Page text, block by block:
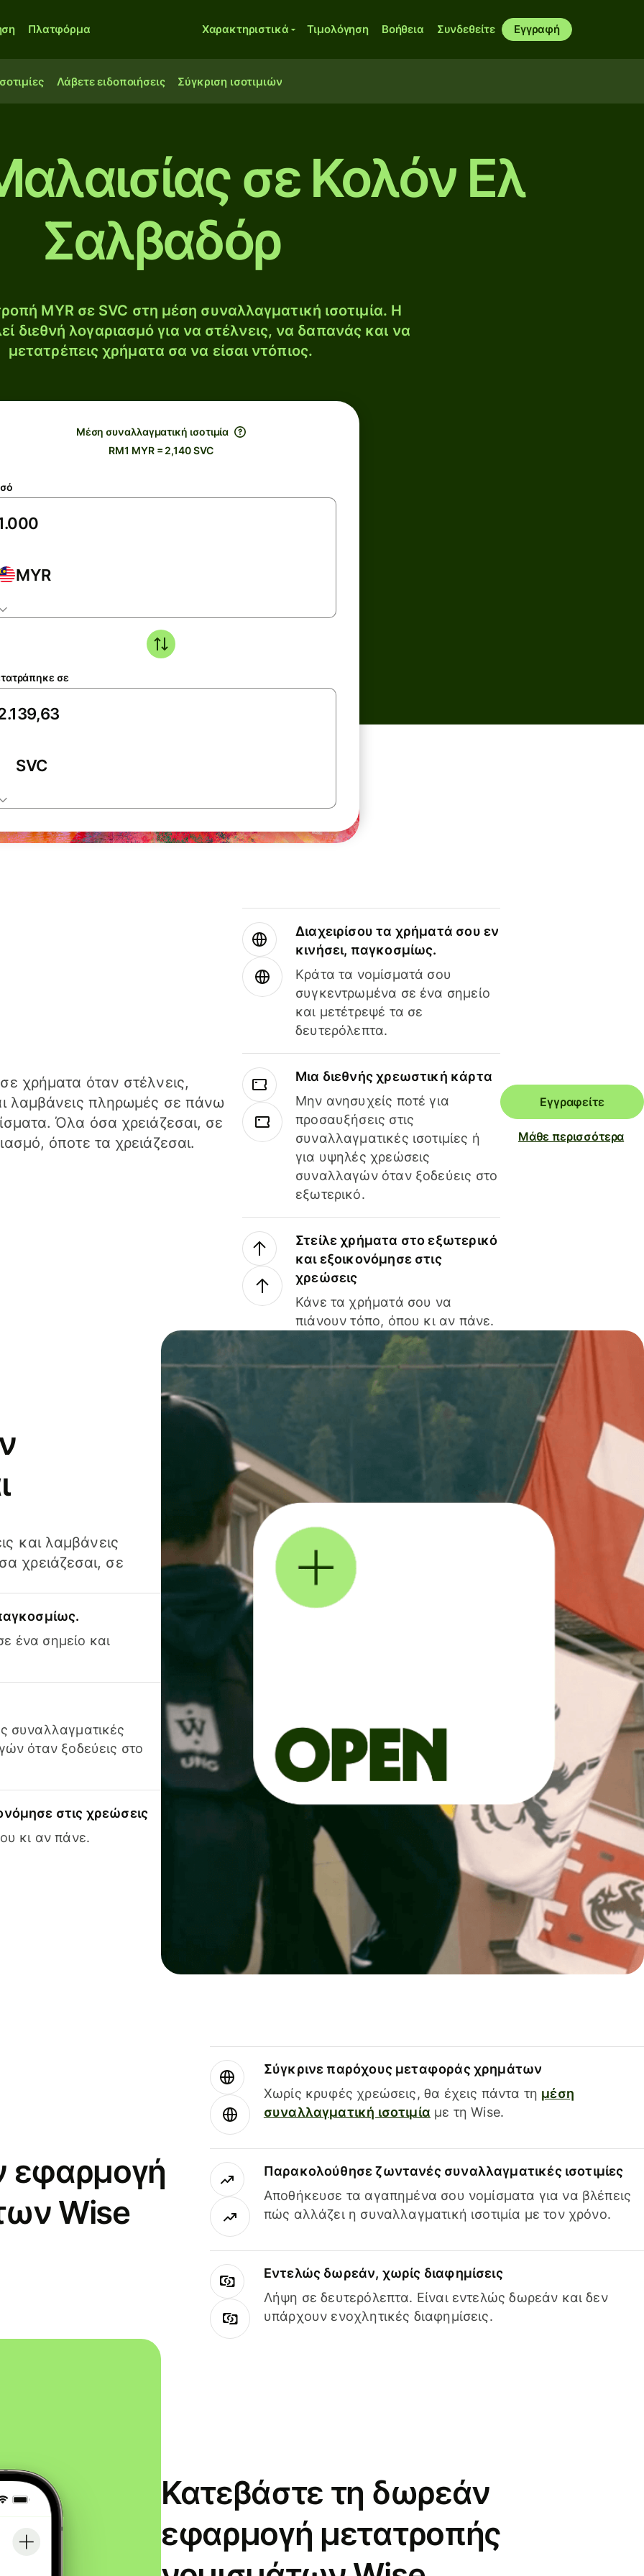
Πλατφόρμα Χαρακτηριστικά Τιμολόγηση Βοήθεια Συνδεθείτε Εγγραφή
Λάβετε ειδοποιήσεις Σύγκριση ισοτιμιών
σε Κολόν Ελ
Σαλβαδόρ
MYR σε SVC στη μέση συναλλαγματική ισοτιμία. Η
διεθνή λογαριασμό για να στέλνεις, να δαπανάς και να
μετατρέπεις χρήματα σα να είσαι ντόπιος.
Μέση συναλλαγματική ισοτιμία
RM1 MYR = 2,140 SVC
MYR
σε
SVC
χρήματα όταν στέλνεις,
λαμβάνεις πληρωμές σε πάνω
Όλα όσα χρειάζεσαι, σε
όποτε τα χρειάζεσαι.
Διαχειρίσου τα χρήματά σου εν
κινήσει, παγκοσμίως.
Κράτα τα νομίσματά σου
συγκεντρωμένα σε ένα σημείο
και μετέτρεψέ τα σε
δευτερόλεπτα.
Μια διεθνής χρεωστική κάρτα
Μην ανησυχείς ποτέ για
προσαυξήσεις στις
συναλλαγματικές ισοτιμίες ή
για υψηλές χρεώσεις
συναλλαγών όταν ξοδεύεις στο
εξωτερικό.
Στείλε χρήματα στο εξωτερικό
και εξοικονόμησε στις
χρεώσεις
Κάνε τα χρήματά σου να
πιάνουν τόπο, όπου κι αν πάνε.
Εγγραφείτε
Μάθε περισσότερα
και λαμβάνεις
χρειάζεσαι, σε
ένα σημείο και
συναλλαγματικές
όταν ξοδεύεις στο
στις χρεώσεις
κι αν πάνε.
εφαρμογή
Wise
Σύγκρινε παρόχους μεταφοράς χρημάτων
Χωρίς κρυφές χρεώσεις, θα έχεις πάντα τη μέση
συναλλαγματική ισοτιμία με τη Wise.
Παρακολούθησε ζωντανές συναλλαγματικές ισοτιμίες
Αποθήκευσε τα αγαπημένα σου νομίσματα για να βλέπεις
πώς αλλάζει η συναλλαγματική ισοτιμία με τον χρόνο.
Εντελώς δωρεάν, χωρίς διαφημίσεις
Λήψη σε δευτερόλεπτα. Είναι εντελώς δωρεάν και δεν
υπάρχουν ενοχλητικές διαφημίσεις.
Κατεβάστε τη δωρεάν
εφαρμογή μετατροπής